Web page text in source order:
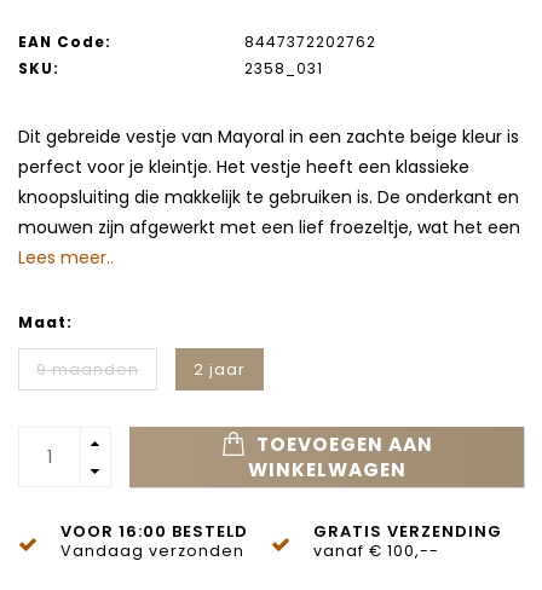
EAN Code:
8447372202762
SKU:
2358_031
Dit gebreide vestje van Mayoral in een zachte beige kleur is
perfect voor je kleintje. Het vestje heeft een klassieke
knoopsluiting die makkelijk te gebruiken is. De onderkant en
mouwen zijn afgewerkt met een lief froezeltje, wat het een
Lees meer..
Maat:
9 maanden 2 jaar
TOEVOEGEN AAN
WINKELWAGEN
VOOR 16:00 BESTELD
Vandaag verzonden
GRATIS VERZENDING
vanaf € 100,--